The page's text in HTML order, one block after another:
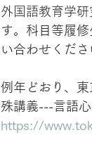
外国語教育学研
す。科目等履
い合わせくださ
例年どおり、
殊講義---言語
https://